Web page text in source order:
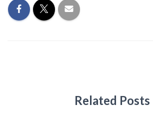
Related Posts